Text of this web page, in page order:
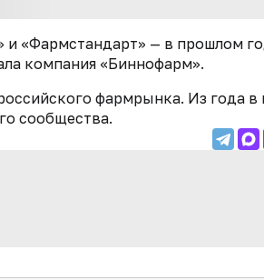
«Фармстандарт» — в прошлом
компания «Биннофарм».
фармрынка. Из года в
сообщества.